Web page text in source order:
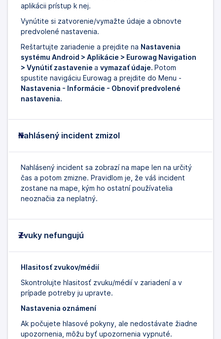
aplikácii prístup k nej.
Vynútite si zatvorenie/vymažte údaje a obnovte
predvolené nastavenia.
Reštartujte zariadenie a prejdite na Nastavenia
systému Android > Aplikácie > Eurowag Navigation
> Vynútiť zastavenie a vymazať údaje. Potom
spustite navigáciu Eurowag a prejdite do Menu -
Nastavenia - Informácie - Obnoviť predvolené
nastavenia.
Nahlásený incident zmizol
Nahlásený incident sa zobrazí na mape len na určitý
čas a potom zmizne. Pravidlom je, že váš incident
zostane na mape, kým ho ostatní používatelia
neoznačia za neplatný.
Zvuky nefungujú
Hlasitosť zvukov/médií
Skontrolujte hlasitosť zvuku/médií v zariadení a v
prípade potreby ju upravte.
Nastavenia oznámení
Ak počujete hlasové pokyny, ale nedostávate žiadne
upozornenia, môžu byť upozornenia vypnuté.